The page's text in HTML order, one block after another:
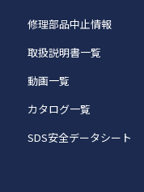
修理部品中止情報
取扱説明書一覧
動画一覧
カタログ一覧
SDS安全データシート